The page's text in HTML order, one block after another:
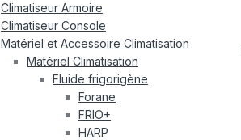
Climatiseur Armoire
Climatiseur Console
Matériel et Accessoire Climatisation
Matériel Climatisation
Fluide frigorigène
Forane
FRIO+
HARP